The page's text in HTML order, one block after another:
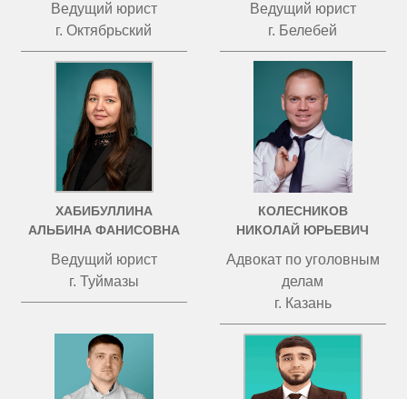
Ведущий юрист
г. Октябрьский
Ведущий юрист
г. Белебей
ХАБИБУЛЛИНА
АЛЬБИНА ФАНИСОВНА
Ведущий юрист
г. Туймазы
КОЛЕСНИКОВ
НИКОЛАЙ ЮРЬЕВИЧ
Адвокат по уголовным
делам
г. Казань